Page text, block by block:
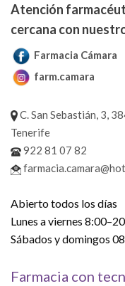
Atención
cercana con
Farmacia Cámara
farm.camara
C. San Sebastián, 3,
Tenerife
922 81 07 82
Abierto todos los días
Lunes a viernes
Sábados y domingos
Farmacia con